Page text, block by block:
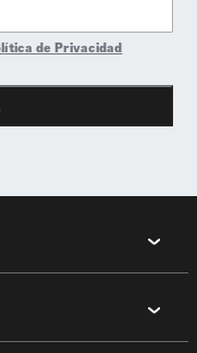
de Privacidad